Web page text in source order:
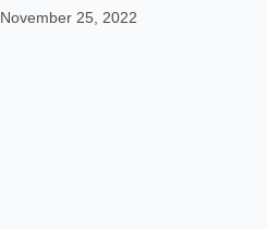
November 25, 2022